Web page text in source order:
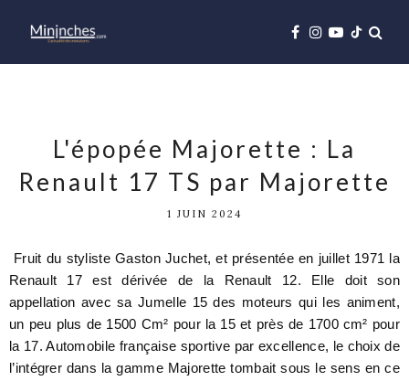
L'épopée Majorette : La
Renault 17 TS par Majorette
1 JUIN 2024
Fruit du styliste Gaston Juchet, et présentée en juillet 1971 la
Renault 17 est dérivée de la Renault 12. Elle doit son
appellation avec sa Jumelle 15 des moteurs qui les animent,
un peu plus de 1500 Cm² pour la 15 et près de 1700 cm² pour
la 17. Automobile française sportive par excellence, le choix de
l’intégrer dans la gamme Majorette tombait sous le sens en ce